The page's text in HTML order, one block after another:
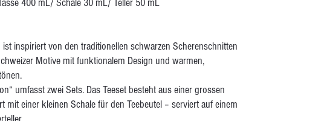
400 mL/ Schale 30 mL/ Teller 50 mL
ist inspiriert von den traditionellen schwarzen Scherenschnitten
Motive mit funktionalem Design und warmen,
umfasst zwei Sets. Das Teeset besteht aus einer grossen
mit einer kleinen Schale für den Teebeutel – serviert auf einem